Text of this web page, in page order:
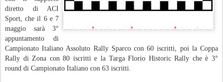
diretto di ACI
Sport, che il 6 e 7
maggio sarà 3°
appuntamento di
Campionato Italiano Assoluto Rally Sparco con 60 iscritti, poi la Coppa
Rally di Zona con 80 iscritti e la Targa Florio Historic Rally che è 3°
round di Campionato Italiano con 63 iscritti.